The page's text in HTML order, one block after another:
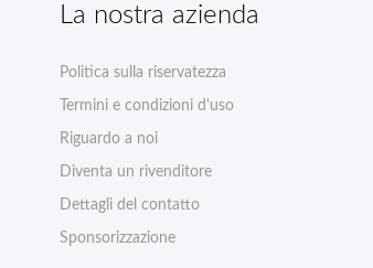
La nostra azienda
Politica sulla riservatezza
Termini e condizioni d'uso
Riguardo a noi
Diventa un rivenditore
Dettagli del contatto
Sponsorizzazione